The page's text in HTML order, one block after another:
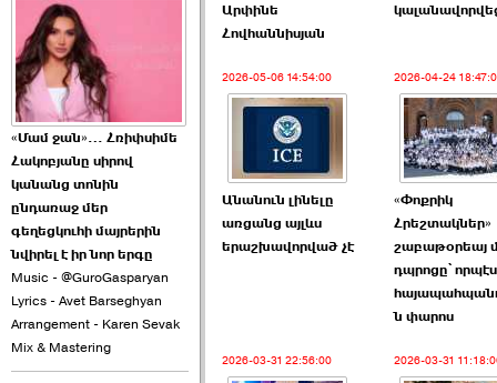
2026-06-10 22:55:00
Ուշքի չենք գալիս այն
խայտառակ ›››
2026-06-09 15:05:00
«Մամ ջան»… Հռիփսիմե
Հակոբյանը սիրով
կանանց տոնին
ընդառաջ մեր
գեղեցկուհի մայրերին
նվիրել է իր նոր երգը
Music - @GuroGasparyan
Lyrics - Avet Barseghyan
Arrangement - Karen Sevak
Mix & Mastering
Արփինե
Հովհաննիսյան
2026-05-06 14:54:00
Անանուն լինելը
առցանց այլևս
երաշխավորված չէ
2026-04-24
«Փոքրիկ
Հրեշտակներ»
շաբաթօրեայ
դպրոցը՝ որպէս
ն փարոս
2026-03-31 22:56:00 2026-03-31